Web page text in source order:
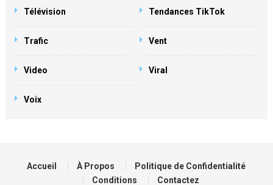
Télévision Tendances TikTok
Trafic Vent
Video Viral
Voix
Accueil À Propos
Politique de Confidentialité
Conditions
Contactez